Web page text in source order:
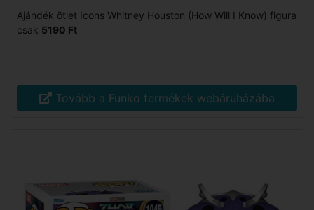
Ajándék ötlet Icons Whitney Houston (How Will I Know) figura
csak 5190 Ft
Tovább a Funko termékek webáruházába